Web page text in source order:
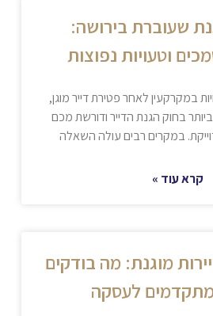
שעוברת בירושה:
וטעויות נפוצות
במקרקעין לאחר פטירת דייר מוגן,
בחוק הגנת הדייר ודורשת מכם
במקרים רבים עולה השאלה
קרא עוד »
מוגנת: מה בודקים
לעסקה